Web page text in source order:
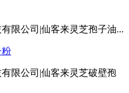
限公司|仙客来灵芝孢子油...
粉
限公司|仙客来灵芝破壁孢